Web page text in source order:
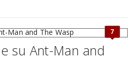
7
su Ant-Man and